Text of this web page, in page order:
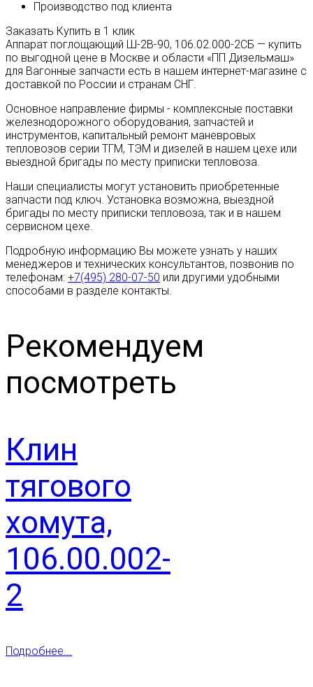
Производство под клиента
Заказать Купить в 1 клик
Аппарат поглощающий Ш-2В-90, 106.02.000-2СБ — купить
по выгодной цене в Москве и области «ПП Дизельмаш»
для Вагонные запчасти есть в нашем интернет-магазине с
доставкой по России и странам СНГ.
Основное направление фирмы - комплексные поставки
железнодорожного оборудования, запчастей и
инструментов, капитальный ремонт маневровых
тепловозов серии ТГМ, ТЭМ и дизелей в нашем цехе или
выездной бригады по месту приписки тепловоза.
Наши специалисты могут установить приобретенные
запчасти под ключ. Установка возможна, выездной
бригады по месту приписки тепловоза, так и в нашем
сервисном цехе.
Подробную информацию Вы можете узнать у наших
менеджеров и технических консультантов, позвонив по
телефонам: +7(495) 280-07-50 или другими удобными
способами в разделе контакты.
Рекомендуем
посмотреть
Клин
тягового
хомута,
106.00.002-
2
Подробнее...